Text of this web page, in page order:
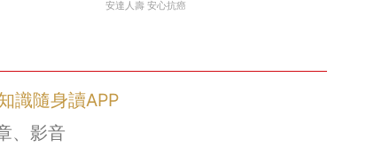
安達人壽 安心抗癌
識隨身讀APP
、影音